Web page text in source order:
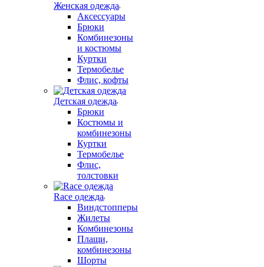
Женская одежда
Аксессуары
Брюки
Комбинезоны
и костюмы
Куртки
Термобелье
Флис, кофты
Детская одежда
Брюки
Костюмы и
комбинезоны
Куртки
Термобелье
Флис,
толстовки
Race одежда
Виндстопперы
Жилеты
Комбинезоны
Плащи,
комбинезоны
Шорты